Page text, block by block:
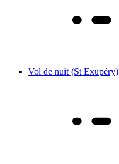
Vol de nuit (St Exupéry)